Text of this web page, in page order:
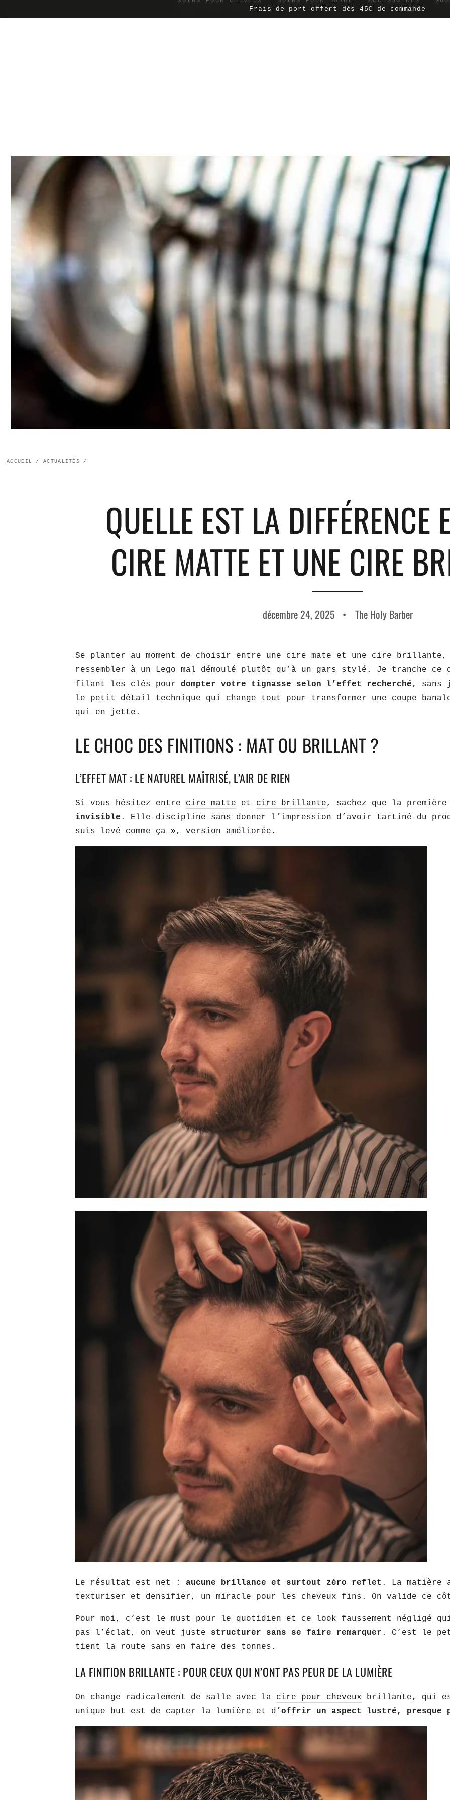
Frais de port offert dès 45€ de commande
ACCUEIL / ACTUALITÉS /
QUELLE EST LA DIFFÉRENCE
CIRE MATTE ET UNE CIRE
décembre 24, 2025 The Holy Barber
Se planter au moment de choisir entre une cire mate et une cire brillante,
ressembler à un Lego mal démoulé plutôt qu’à un gars stylé. Je tranche ce
filant les clés pour dompter votre tignasse selon l’effet recherché, sans
le petit détail technique qui change tout pour transformer une coupe
qui en jette.
LE CHOC DES FINITIONS : MAT OU BRILLANT ?
L’EFFET MAT : LE NATUREL MAÎTRISÉ, L’AIR DE RIEN
Si vous hésitez entre cire matte et cire brillante, sachez que la
invisible . Elle discipline sans donner l’impression d’avoir tartiné du
suis levé comme ça », version améliorée.
Le résultat est net : aucune brillance et surtout zéro reflet . La matière
texturiser et densifier, un miracle pour les cheveux fins. On valide ce
Pour moi, c’est le must pour le quotidien et ce look faussement négligé
pas l’éclat, on veut juste
structurer sans se faire remarquer . C’est le
tient la route sans en faire des tonnes.
LA FINITION BRILLANTE : POUR CEUX QUI N’ONT PAS PEUR DE LA LUMIÈRE
On change radicalement de salle avec la cire pour cheveux
brillante, qui
unique but est de capter la lumière et d’ offrir un aspect lustré, presque